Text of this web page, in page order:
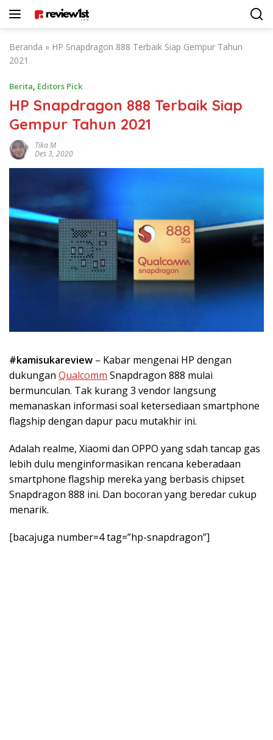
Beranda » HP Snapdragon 888 Terbaik Siap Gempur Tahun
2021
Berita, Editors Pick
HP Snapdragon 888 Terbaik Siap
Gempur Tahun 2021
Tika M
Des 3, 2020
#kamisukareview – Kabar mengenai HP dengan
dukungan Qualcomm Snapdragon 888 mulai
bermunculan. Tak kurang 3 vendor langsung
memanaskan informasi soal ketersediaan smartphone
flagship dengan dapur pacu mutakhir ini.
Adalah realme, Xiaomi dan OPPO yang sdah tancap gas
lebih dulu menginformasikan rencana keberadaan
smartphone flagship mereka yang berbasis chipset
Snapdragon 888 ini. Dan bocoran yang beredar cukup
menarik.
[bacajuga number=4 tag=”hp-snapdragon”]